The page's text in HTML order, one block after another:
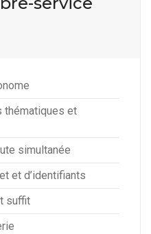
thématiques et
simultanée
et d’identifiants
suffit